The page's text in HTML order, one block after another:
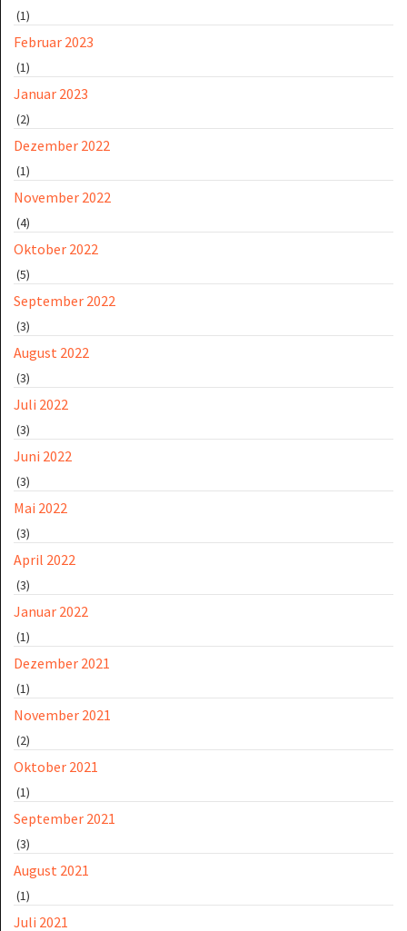
(1)
Februar 2023
(1)
Januar 2023
(2)
Dezember 2022
(1)
November 2022
(4)
Oktober 2022
(5)
September 2022
(3)
August 2022
(3)
Juli 2022
(3)
Juni 2022
(3)
Mai 2022
(3)
April 2022
(3)
Januar 2022
(1)
Dezember 2021
(1)
November 2021
(2)
Oktober 2021
(1)
September 2021
(3)
August 2021
(1)
Juli 2021